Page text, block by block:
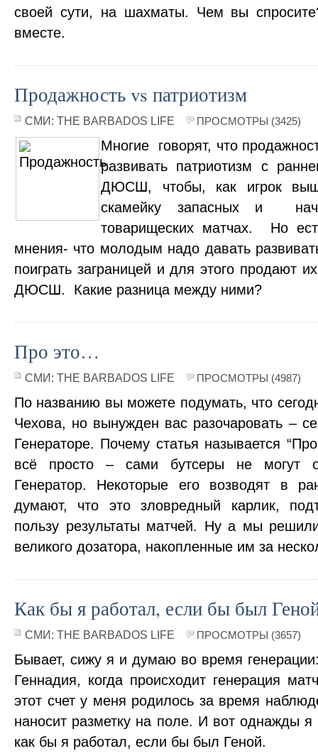
своей сути, на шахматы. Чем вы
вместе.
Продажность vs патриотизм
СМИ: THE BARBADOS LIFE ПРОСМОТРЫ (3425)
Многие говорят, что
развивать патриотизм с
ДЮСШ, чтобы, как игрок
скамейку запасных и
товарищеских матчах. Но
мнения- что молодым надо давать
поиграть заграницей и для этого продают
ДЮСШ. Какие разница между ними?
Про это…
СМИ: THE BARBADOS LIFE ПРОСМОТРЫ (4987)
По названию вы можете подумать, что
Чехова, но вынужден вас разочаровать –
Генераторе. Почему статья называется
всё просто – сами бутсеры не могут
Генератор. Некоторые его возводят в
думают, что это зловредный карлик,
пользу результаты матчей. Ну а мы
великого дозатора, накопленные им за
Как бы я работал, если бы был
СМИ: THE BARBADOS LIFE ПРОСМОТРЫ (3657)
Бывает, сижу я и думаю во время
Геннадия, когда происходит генерация
этот счет у меня родилось за время
наносит разметку на поле. И вот однажды
как бы я работал, если бы был Геной.